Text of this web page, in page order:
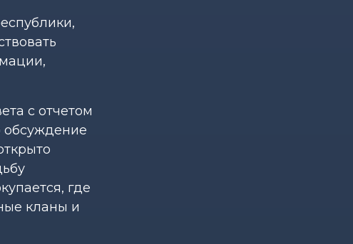
с отчетом
обсуждение
где
кланы и